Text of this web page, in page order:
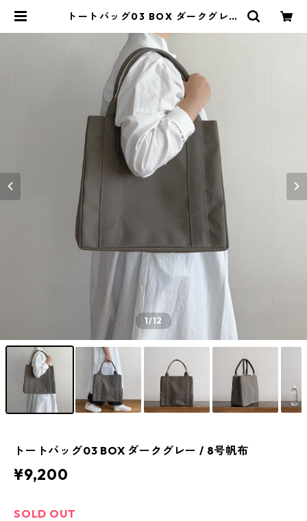
トートバッグ03 BOX ダークグレー
で少し変わったかたちの帆布かばん
1/12
トートバッグ03 BOX ダークグレー / 8号帆布
¥9,200
SOLD OUT